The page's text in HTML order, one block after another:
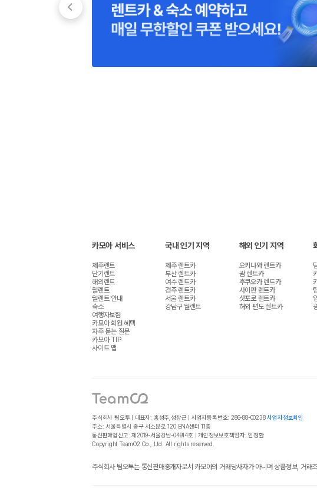
카모아 서비스
제주렌트
단기렌트
해외렌트
월렌트
월렌트 안내
숙소
여행자보험
카모아 회원 혜택
자주 묻는 질문
카모아 TIP
사이트 맵
국내 인기 지역
제주 렌트카
부산 렌트카
여수 렌트카
경주 렌트카
서울 렌트카
강남구 월렌트
해외 인기 지역
오키나와 렌트카
괌 렌트카
후쿠오카 렌트카
사이판 렌트카
삿포로 렌트카
해외 편도 렌트카
주식회사 팀오투 | 대표자: 홍성주,성장근 | 사업자등록번호: 286-88-00238 사업자정보확인
주소: 서울특별시 중구 서소문로 120 ENA센터 11층
통신판매업신고: 제2019-서울강남-04914호 | 개인정보보호책임자: 인정환
Copyright TeamO2 Co., Ltd. All rights reserved.
주식회사 팀오투는 통신판매중개자로서 카모아의 거래당사자가 아니며 상품정보, 거